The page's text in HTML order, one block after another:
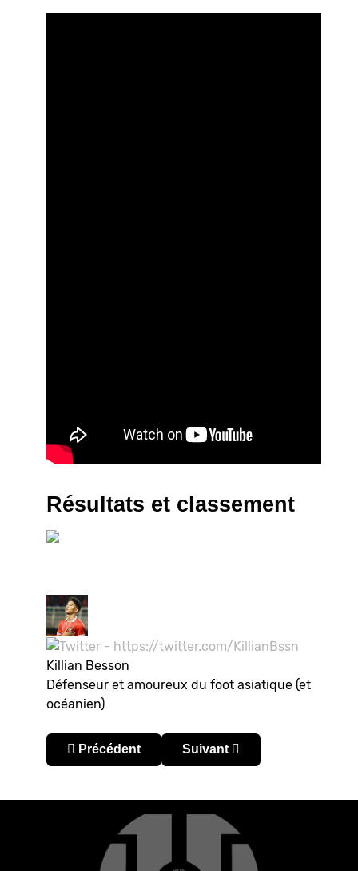
Résultats et classement
Killian Besson
Défenseur et amoureux du foot asiatique (et
océanien)
Article précédent : Japon – J.League 2024 : Un
Précédent Article suivant : Japon –
Suivant